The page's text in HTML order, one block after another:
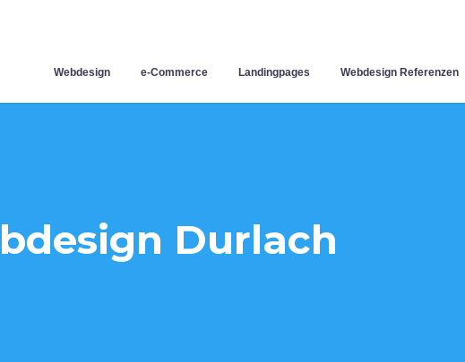
Webdesign e-Commerce Landingpages Webdesign Referenzen
Durlach